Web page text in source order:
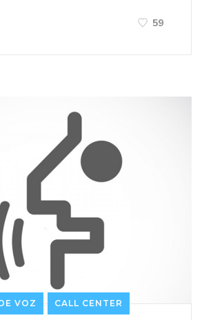
59
VOZ CALL CENTER